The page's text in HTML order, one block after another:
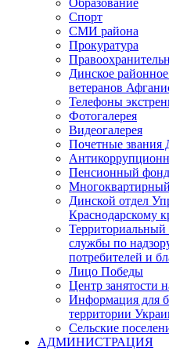
Образование
Спорт
СМИ района
Прокуратура
Динское
ветеранов
Телефоны
Фотогалерея
Видеогалерея
Почетные звания
Пенсионный фонд
Динской отдел
Краснодарскому
Территориальный
службы по
потребителей и
Лицо Победы
Центр занятости
Информация для
территории
Сельские
АДМИНИСТРАЦИЯ